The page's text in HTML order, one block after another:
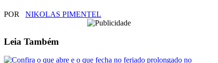
POR NIKOLAS PIMENTEL
Leia Também